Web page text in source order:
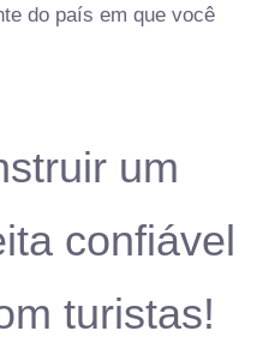
do país em que você
um
confiável
turistas!